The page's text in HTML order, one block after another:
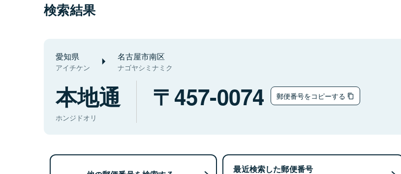
検索結果
愛知県
アイチケン
名古屋市南区
ナゴヤシミナミク
本地通
ホンジドオリ
457-0074 郵便番号をコピーする
最近検索した郵便番号